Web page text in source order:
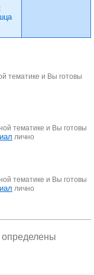
:
тематике и Вы готовы
тематике и Вы готовы
лично
тематике и Вы готовы
лично